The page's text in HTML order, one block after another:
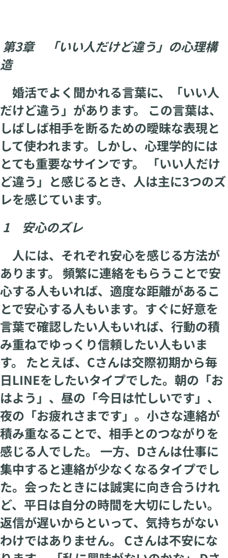
第3章 「いい人だけど違う」の心理構
造
婚活でよく聞かれる言葉に、「いい人
だけど違う」があります。 この言葉は、
しばしば相手を断るための曖昧な表現と
して使われます。しかし、心理学的には
とても重要なサインです。 「いい人だけ
ど違う」と感じるとき、人は主に3つのズ
レを感じています。
1 安心のズレ
人には、それぞれ安心を感じる方法が
あります。 頻繁に連絡をもらうことで安
心する人もいれば、適度な距離があるこ
とで安心する人もいます。すぐに好意を
言葉で確認したい人もいれば、行動の積
み重ねでゆっくり信頼したい人もいま
す。 たとえば、Cさんは交際初期から毎
日LINEをしたいタイプでした。朝の「お
はよう」、昼の「今日は忙しいです」、
夜の「お疲れさまです」。小さな連絡が
積み重なることで、相手とのつながりを
感じる人でした。 一方、Dさんは仕事に
集中すると連絡が少なくなるタイプでし
た。会ったときには誠実に向き合うけれ
ど、平日は自分の時間を大切にしたい。
返信が遅いからといって、気持ちがない
わけではありません。 Cさんは不安にな